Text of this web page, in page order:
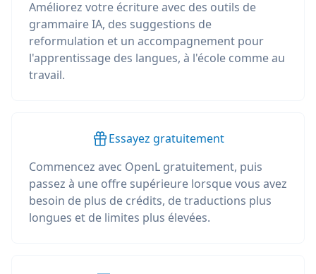
Améliorez votre écriture avec des outils de
grammaire IA, des suggestions de
reformulation et un accompagnement pour
l'apprentissage des langues, à l'école comme au
travail.
Essayez gratuitement
Commencez avec OpenL gratuitement, puis
passez à une offre supérieure lorsque vous avez
besoin de plus de crédits, de traductions plus
longues et de limites plus élevées.